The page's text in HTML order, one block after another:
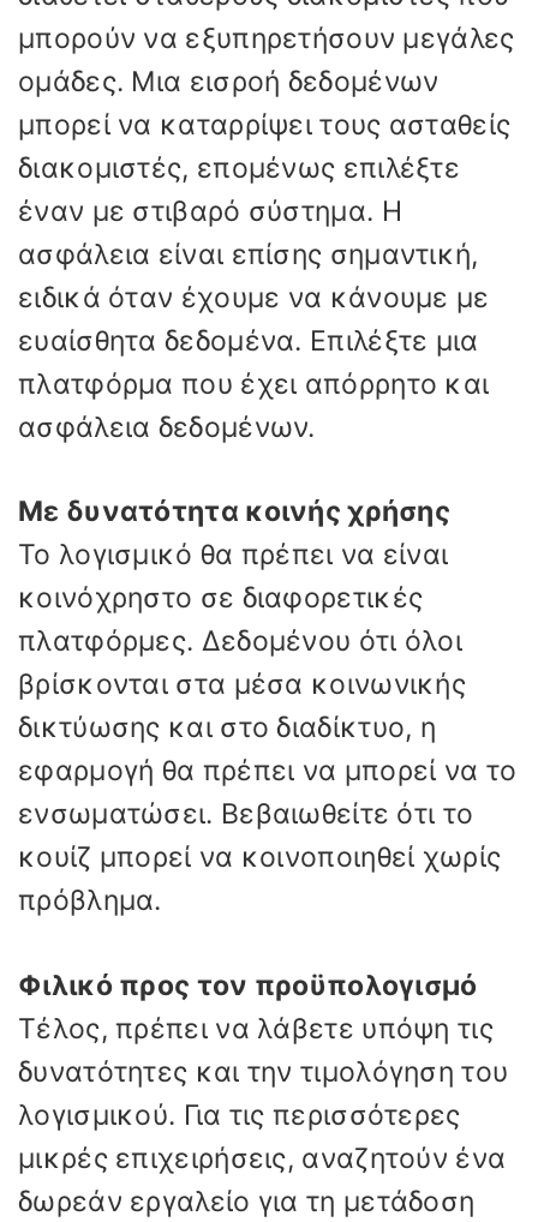
μπορούν να εξυπηρετήσουν μεγάλες
ομάδες. Μια εισροή δεδομένων
μπορεί να καταρρίψει τους ασταθείς
διακομιστές, επομένως επιλέξτε
έναν με στιβαρό σύστημα. Η
ασφάλεια είναι επίσης σημαντική,
ειδικά όταν έχουμε να κάνουμε με
ευαίσθητα δεδομένα. Επιλέξτε μια
πλατφόρμα που έχει απόρρητο και
ασφάλεια δεδομένων.
Με δυνατότητα κοινής χρήσης
Το λογισμικό θα πρέπει να είναι
κοινόχρηστο σε διαφορετικές
πλατφόρμες. Δεδομένου ότι όλοι
βρίσκονται στα μέσα κοινωνικής
δικτύωσης και στο διαδίκτυο, η
εφαρμογή θα πρέπει να μπορεί να το
ενσωματώσει. Βεβαιωθείτε ότι το
κουίζ μπορεί να κοινοποιηθεί χωρίς
πρόβλημα.
Φιλικό προς τον προϋπολογισμό
Τέλος, πρέπει να λάβετε υπόψη τις
δυνατότητες και την τιμολόγηση του
λογισμικού. Για τις περισσότερες
μικρές επιχειρήσεις, αναζητούν ένα
δωρεάν εργαλείο για τη μετάδοση